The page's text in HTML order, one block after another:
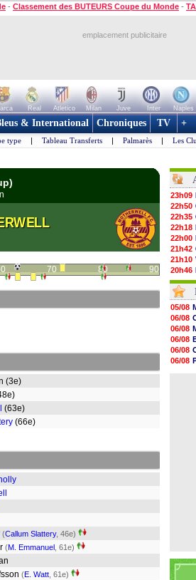
- Classement des BUTEURS Coupe du Monde -
emplacement publicitaire
Real Atletico Milan Juve Inter Naples
& International Chroniques TV +
type | Tableau Transferts | Palmarès | Les
70 80 90
(3e)
(63e)
(66e)
(Callum Slattery, 46e)
(M. Emmanuel , 61e)
(E. Watt , 61e)
23h09
22h50
22h35
22h18
22h00
21h42
21h10
20h46
20h30
20h01
19h18
19h09
18h48
18h37
18h29
17h58
17h46
05/08
06/08
06/08
06/08
06/08
06/08